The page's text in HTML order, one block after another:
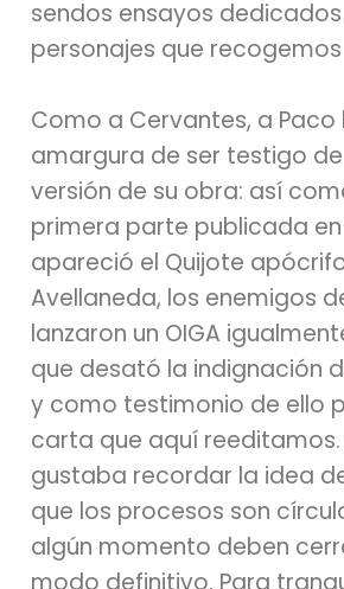
sendos ensayos
personajes que
Como a Cervantes, a
amargura de ser testigo
versión de su obra: así
primera parte publicada en
apareció el Quijote
Avellaneda, los enemigos
lanzaron un OIGA
que desató la indignación
y como testimonio de ello
carta que aquí reeditamos.
gustaba recordar la idea
que los procesos son
algún momento deben